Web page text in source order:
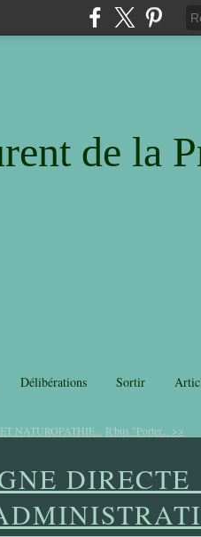
de la
Délibérations Sortir
NATUROPATHIE...
R'bus "Porter... >>